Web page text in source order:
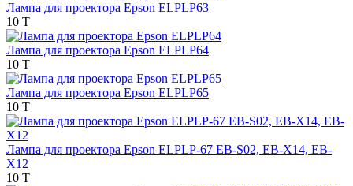
Лампа для проектора Epson ELPLP63
10 T
Лампа для проектора Epson ELPLP64
10 T
Лампа для проектора Epson ELPLP65
10 T
Лампа для проектора Epson ELPLP-67 EB-S02, EB-X14, EB-
Х12
10 T